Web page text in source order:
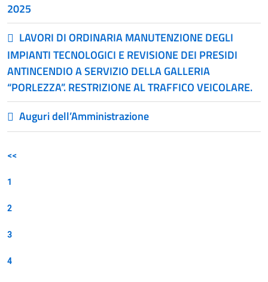
2025
LAVORI DI ORDINARIA MANUTENZIONE DEGLI
IMPIANTI TECNOLOGICI E REVISIONE DEI PRESIDI
ANTINCENDIO A SERVIZIO DELLA GALLERIA
“PORLEZZA”. RESTRIZIONE AL TRAFFICO VEICOLARE.
Auguri dell’Amministrazione
<<
1
2
3
4